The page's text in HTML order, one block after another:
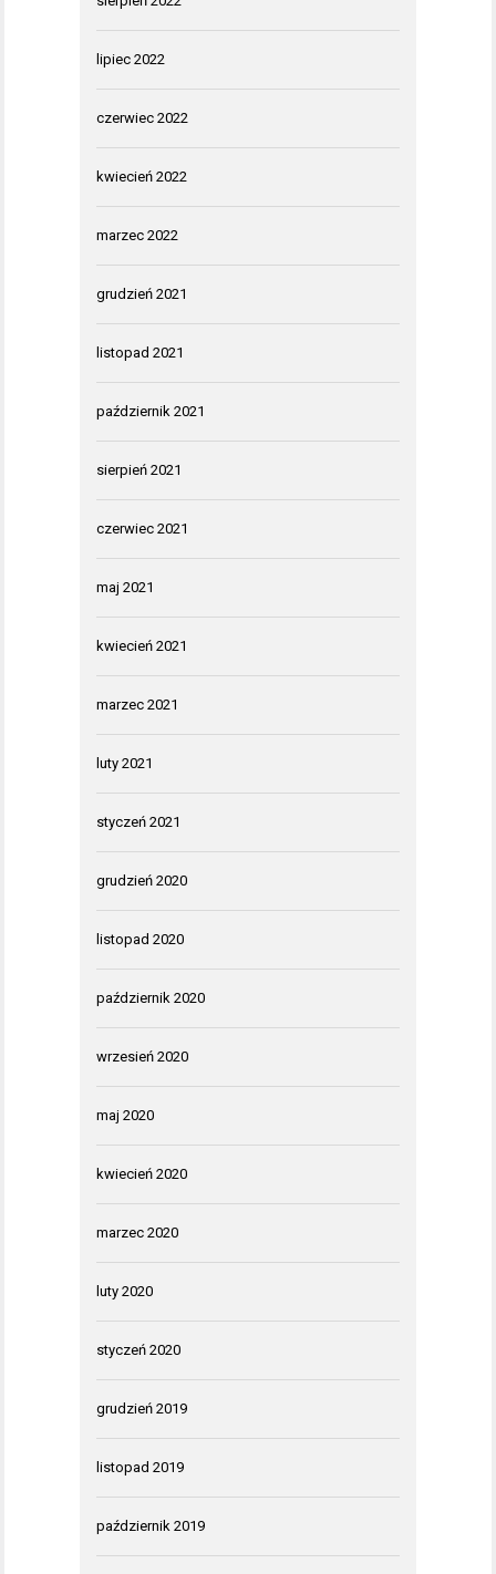
lipiec 2022
czerwiec 2022
kwiecień 2022
marzec 2022
grudzień 2021
listopad 2021
październik 2021
sierpień 2021
czerwiec 2021
maj 2021
kwiecień 2021
marzec 2021
luty 2021
styczeń 2021
grudzień 2020
listopad 2020
październik 2020
wrzesień 2020
maj 2020
kwiecień 2020
marzec 2020
luty 2020
styczeń 2020
grudzień 2019
listopad 2019
październik 2019